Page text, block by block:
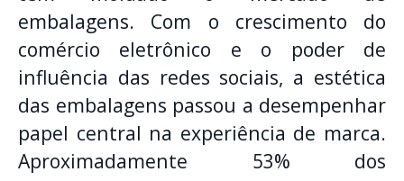
embalagens. Com o crescimento do
comércio eletrônico e o poder de
influência das redes sociais, a estética
das embalagens passou a desempenhar
papel central na experiência de marca.
Aproximadamente 53% dos